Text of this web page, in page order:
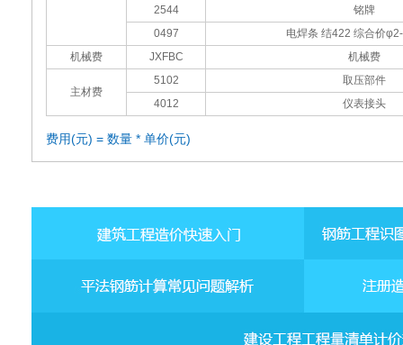
2544
铭牌
0497
电焊条 结422 综合价
机械费
JXFBC 机械费
主材费
5102
取压部件
4012
仪表接头
费用(元) = 数量 * 单价(元)